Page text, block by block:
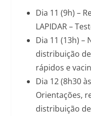
Dia 11 (9h) –
LAPIDAR –
Dia 11 (13h) –
distribuição
rápidos e
Dia 12 (8h30
Orientações,
distribuição